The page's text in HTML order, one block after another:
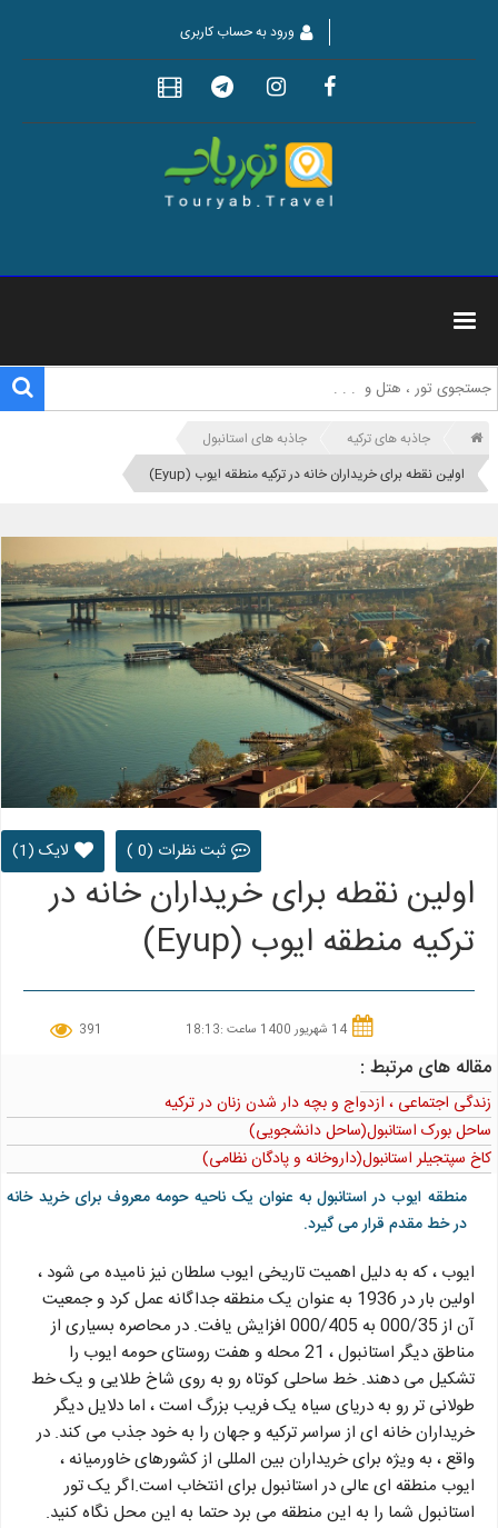
ورود به حساب کاربری
جاذبه های ترکیه
جاذبه های استانبول
اولین نقطه برای خریداران خانه در ترکیه منطقه ایوب (Eyup)
لایک (1) ثبت نظرات (0 )
اولین نقطه برای خریداران خانه در
ترکیه منطقه ایوب (Eyup)
14 شهریور 1400 ساعت :18:13 391
مقاله های مرتبط :
زندگی اجتماعی ، ازدواج و بچه دار شدن زنان در ترکیه
ساحل بورک استانبول(ساحل دانشجویی)
کاخ سپتجیلر استانبول(داروخانه و پادگان نظامی)
منطقه ایوب در استانبول به عنوان یک ناحیه حومه معروف برای خرید خانه
در خط مقدم قرار می گیرد.
ایوب ، که به دلیل اهمیت تاریخی ایوب سلطان نیز نامیده می شود ،
اولین بار در 1936 به عنوان یک منطقه جداگانه عمل کرد و جمعیت
آن از 000/35 به 000/405 افزایش یافت. در محاصره بسیاری از
مناطق دیگر استانبول ، 21 محله و هفت روستای حومه ایوب را
تشکیل می دهند. خط ساحلی کوتاه رو به روی شاخ طلایی و یک خط
طولانی تر رو به دریای سیاه یک فریب بزرگ است ، اما دلایل دیگر
خریداران خانه ای از سراسر ترکیه و جهان را به خود جذب می کند. در
واقع ، به ویژه برای خریداران بین المللی از کشورهای خاورمیانه ،
ایوب منطقه ای عالی در استانبول برای انتخاب است.اگر یک تور
استانبول شما را به این منطقه می برد حتما به این محل نگاه کنید.